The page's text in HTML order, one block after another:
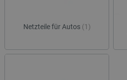
Netzteile für Autos (1)